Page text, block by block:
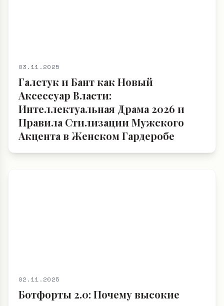
03.11.2025
Галстук и Бант как Новый
Аксессуар Власти:
Интеллектуальная Драма 2026 и
Правила Стилизации Мужского
Акцента в Женском Гардеробе
02.11.2025
Ботфорты 2.0: Почему высокие